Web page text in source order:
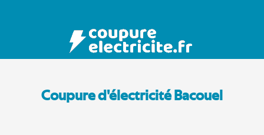
Coupure d'électricité Bacouel